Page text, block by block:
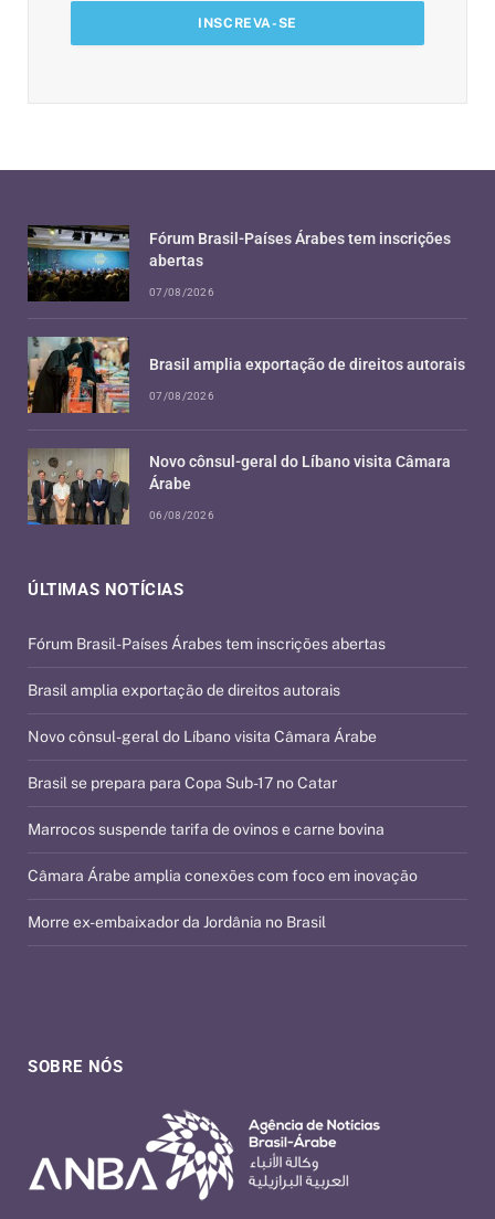
SOBRE NÓS
ÚLTIMAS NOTÍCIAS
Fórum Brasil-Países Árabes tem inscrições abertas
Brasil amplia exportação de direitos autorais
Novo cônsul-geral do Líbano visita Câmara Árabe
Brasil se prepara para Copa Sub-17 no Catar
Marrocos suspende tarifa de ovinos e carne bovina
Câmara Árabe amplia conexões com foco em inovação
Morre ex-embaixador da Jordânia no Brasil
Fórum Brasil-Países Árabes tem inscrições
abertas
07/08/2026
Brasil amplia exportação de direitos autorais
07/08/2026
Novo cônsul-geral do Líbano visita Câmara
Árabe
06/08/2026